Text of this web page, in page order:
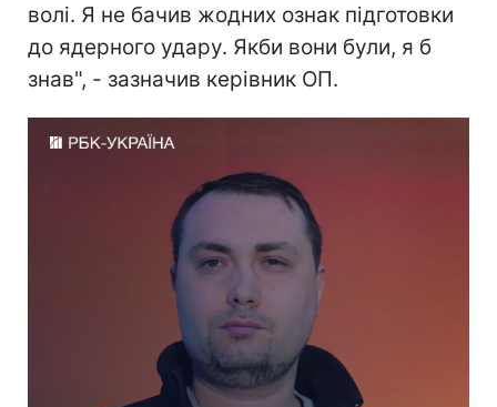
волі. Я не бачив жодних ознак підготовки
до ядерного удару. Якби вони були, я б
знав", - зазначив керівник ОП.